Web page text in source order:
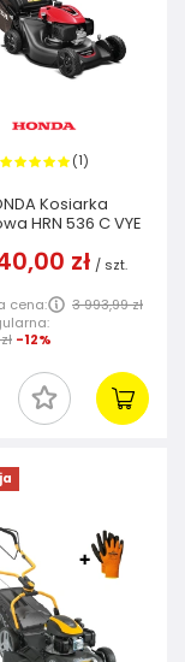
(1)
Kosiarka
HRN 536 C VYE
zł / szt.
cena:
3 993,99 zł
-12%